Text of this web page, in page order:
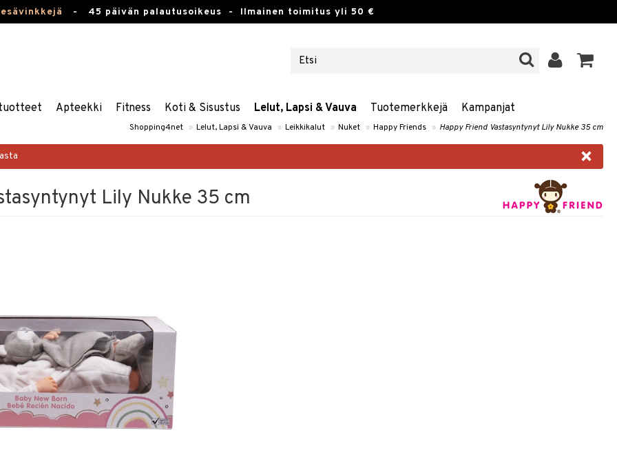
- 45 päivän palautusoikeus - Ilmainen toimitus yli 50 €
Apteekki Fitness Koti & Sisustus Lelut, Lapsi & Vauva Tuotemerkkejä Kampanjat
Shopping4net » Lelut, Lapsi & Vauva » Leikkikalut » Nuket » Happy Friends » Happy Friend Vastasyntynyt Lily Nukke 35 cm
×
Lily Nukke 35 cm